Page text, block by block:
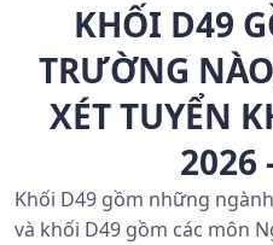
KHỐI D49
TRƯỜNG
XÉT TUYỂN
2026
Khối D49 gồm những
và khối D49 gồm các môn